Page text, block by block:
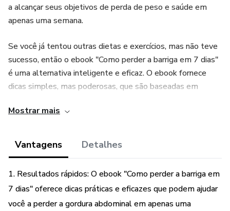
a alcançar seus objetivos de perda de peso e saúde em
apenas uma semana.
Se você já tentou outras dietas e exercícios, mas não teve
sucesso, então o ebook "Como perder a barriga em 7 dias"
é uma alternativa inteligente e eficaz. O ebook fornece
dicas simples, mas poderosas, que são baseadas em
abdominal e melhorar sua saúde em geral.
Mostrar mais
Vantagens Detalhes
1. Resultados rápidos: O ebook "Como perder a barriga em
7 dias" oferece dicas práticas e eficazes que podem ajudar
você a perder a gordura abdominal em apenas uma